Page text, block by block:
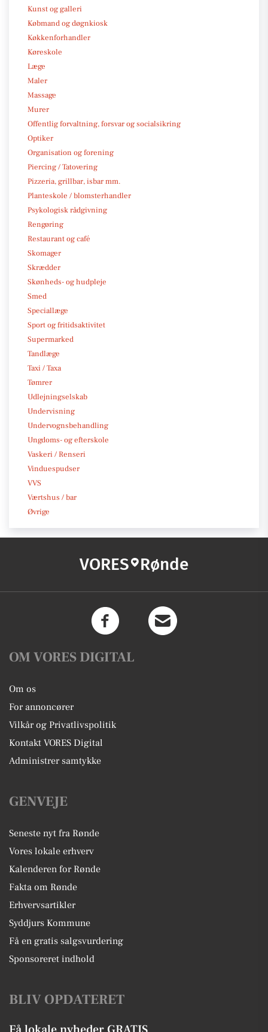
Kunst og galleri
Købmand og døgnkiosk
Køkkenforhandler
Køreskole
Læge
Maler
Massage
Murer
Offentlig forvaltning, forsvar og socialsikring
Optiker
Organisation og forening
Piercing / Tatovering
Pizzeria, grillbar, isbar mm.
Planteskole / blomsterhandler
Psykologisk rådgivning
Rengøring
Restaurant og café
Skomager
Skrædder
Skønheds- og hudpleje
Smed
Speciallæge
Sport og fritidsaktivitet
Supermarked
Tandlæge
Taxi / Taxa
Tømrer
Udlejningselskab
Undervisning
Undervognsbehandling
Ungdoms- og efterskole
Vaskeri / Renseri
Vinduespudser
VVS
Værtshus / bar
Øvrige
VORES Rønde
OM VORES DIGITAL
Om os
For annoncører
Vilkår og Privatlivspolitik
Kontakt VORES Digital
Administrer samtykke
GENVEJE
Seneste nyt fra Rønde
Vores lokale erhverv
Kalenderen for Rønde
Fakta om Rønde
Erhvervsartikler
Syddjurs Kommune
Få en gratis salgsvurdering
Sponsoreret indhold
BLIV OPDATERET